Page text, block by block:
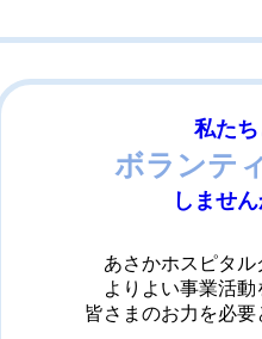
私たち
ボランテ
しません
あさかホスピタル
よりよい事業活動
皆さまのお力を必要